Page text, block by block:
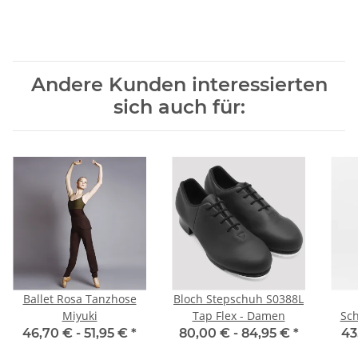
Andere Kunden interessierten
sich auch für:
Ballet Rosa Tanzhose
Miyuki
46,70 € - 51,95 € *
Bloch Stepschuh S0388L
Tap Flex - Damen
80,00 € - 84,95 € *